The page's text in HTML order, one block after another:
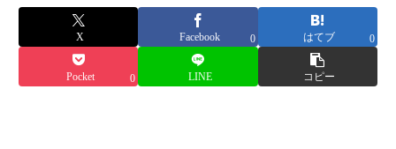
X Facebook 0 はてブ 0
Pocket 0 LINE コピー